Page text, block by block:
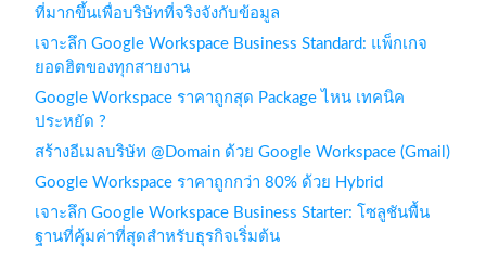
ที่มากขึ้นเพื่อบริษัทที่จริงจังกับข้อมูล
เจาะลึก Google Workspace Business Standard: แพ็กเกจ
ยอดฮิตของทุกสายงาน
Google Workspace ราคาถูกสุด Package ไหน เทคนิค
ประหยัด ?
สร้างอีเมลบริษัท @Domain ด้วย Google Workspace (Gmail)
Google Workspace ราคาถูกกว่า 80% ด้วย Hybrid
เจาะลึก Google Workspace Business Starter: โซลูชันพื้น
ฐานที่คุ้มค่าที่สุดสำหรับธุรกิจเริ่มต้น